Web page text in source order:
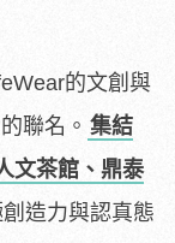
的文創與
聯名。 集結
文茶館、鼎泰
造力與認真態